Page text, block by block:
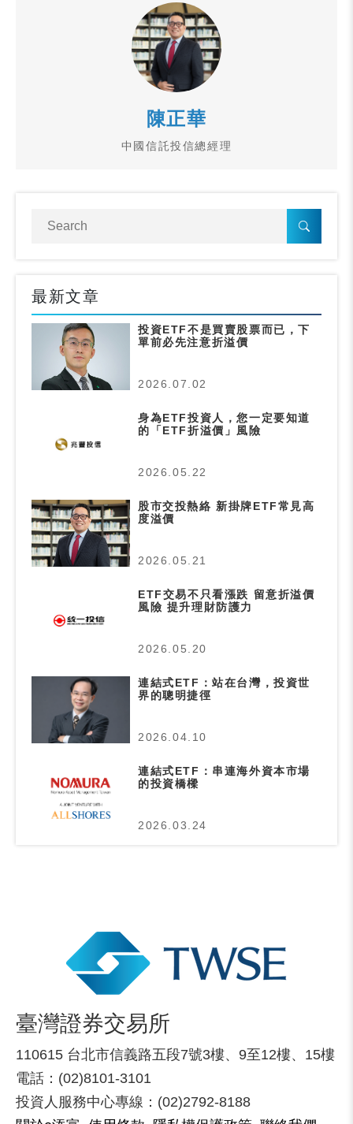
陳正華
中國信託投信總經理
最新文章
投資ETF不是買賣股票而已，下
單前必先注意折溢價
2026.07.02
身為ETF投資人，您一定要知道
的「ETF折溢價」風險
2026.05.22
股市交投熱絡 新掛牌ETF常見高
度溢價
2026.05.21
ETF交易不只看漲跌 留意折溢價
風險 提升理財防護力
2026.05.20
連結式ETF：站在台灣，投資世
界的聰明捷徑
2026.04.10
連結式ETF：串連海外資本市場
的投資橋樑
2026.03.24
臺灣證券交易所
110615 台北市信義路五段7號3樓、9至12樓、15樓
電話：(02)8101-3101
投資人服務中心專線：(02)2792-8188